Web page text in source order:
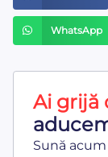
WhatsApp
Ai grijă
Sună acum